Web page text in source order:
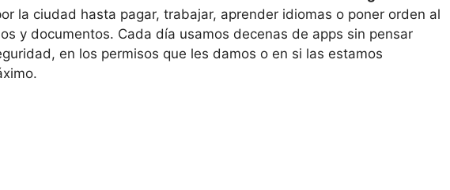
la ciudad hasta pagar, trabajar, aprender idiomas o poner orden al
y documentos. Cada día usamos decenas de apps sin pensar
en los permisos que les damos o en si las estamos